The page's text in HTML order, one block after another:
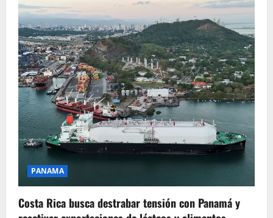
PANAMA
Costa Rica busca destrabar tensión con Panamá y